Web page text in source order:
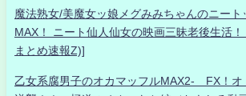
魔法熟女/美魔女ッ娘メグみみちゃんのニート
MAX！ ニート仙人仙女の映画三昧老後生活
まとめ速報Z)]
乙女系腐男子のオカマッフルMAX2- FX！オ